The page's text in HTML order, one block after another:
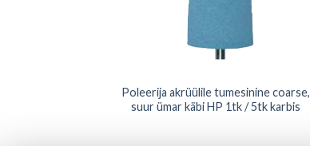
Poleerija akrüülile tumesinine coarse,
suur ümar käbi HP 1tk / 5tk karbis